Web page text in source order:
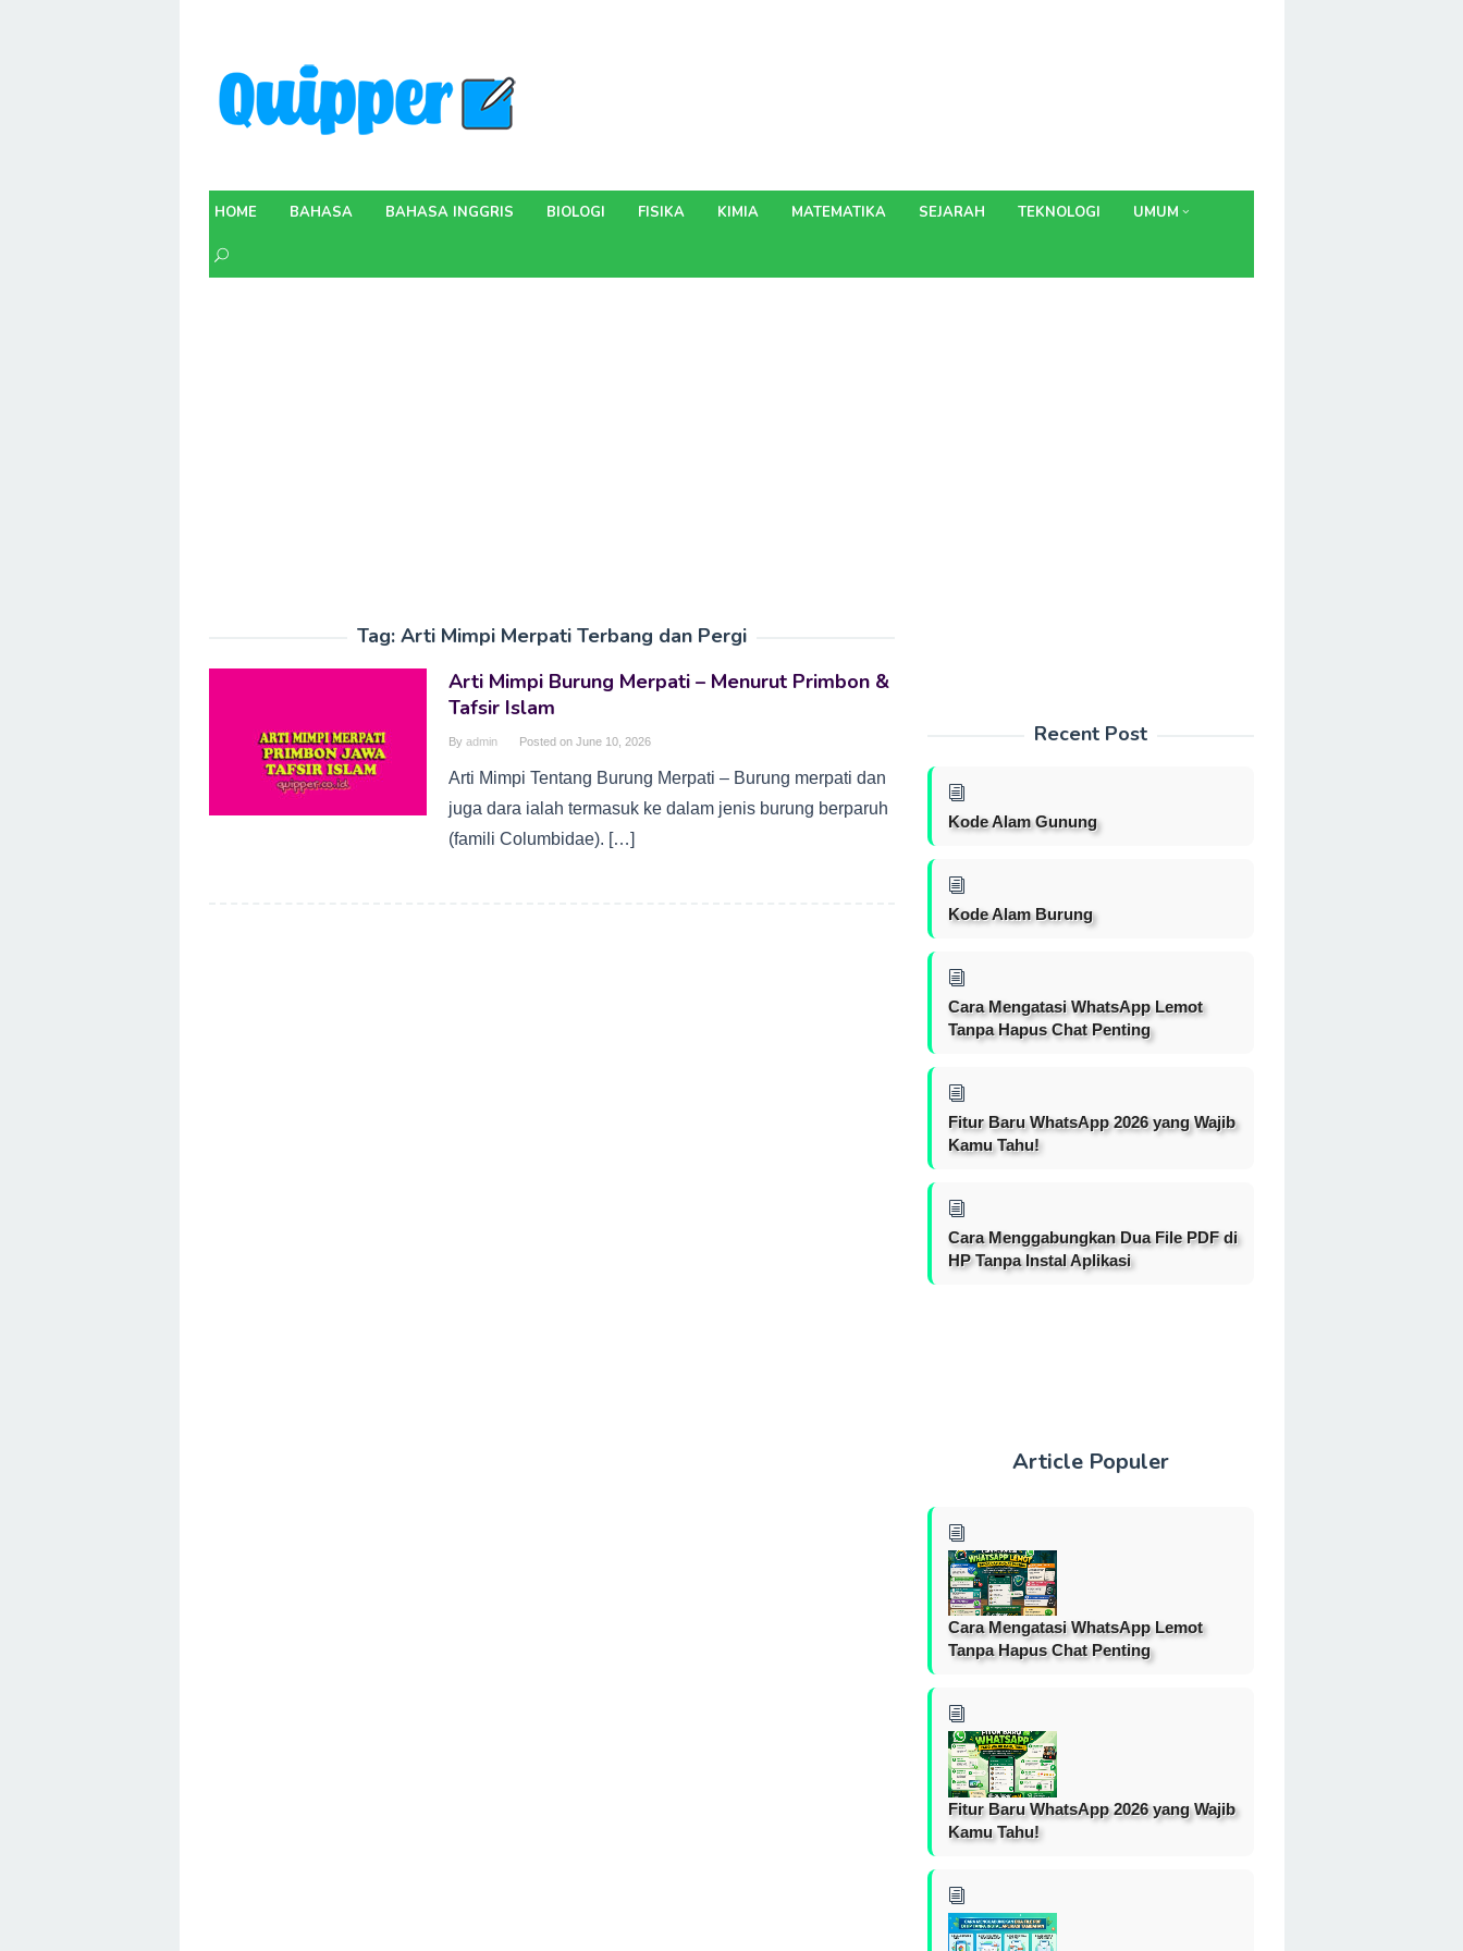
content
HOME BAHASA BAHASA INGGRIS BIOLOGI FISIKA KIMIA MATEMATIKA SEJARAH TEKNOLOGI UMUM
Tag: Arti Mimpi Merpati Terbang dan Pergi
Arti Mimpi Burung Merpati – Menurut Primbon &
Tafsir Islam
By admin Posted on June 10, 2026
Arti Mimpi Tentang Burung Merpati – Burung merpati dan
juga dara ialah termasuk ke dalam jenis burung berparuh
(famili Columbidae). […]
Recent Post
Kode Alam Gunung
Kode Alam Burung
Cara Mengatasi WhatsApp Lemot
Tanpa Hapus Chat Penting
Fitur Baru WhatsApp 2026 yang Wajib
Kamu Tahu!
Cara Menggabungkan Dua File PDF di
HP Tanpa Instal Aplikasi
Article Populer
Cara Mengatasi WhatsApp Lemot
Tanpa Hapus Chat Penting
Fitur Baru WhatsApp 2026 yang Wajib
Kamu Tahu!